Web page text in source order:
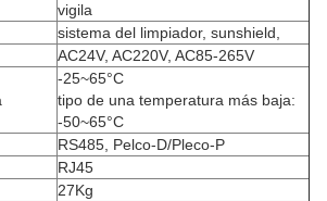
vigila
sistema del limpiador, sunshield,
AC24V, AC220V, AC85-265V
-25~65°C
tipo de una temperatura más baja:
-50~65°C
RS485, Pelco-D/Pleco-P
RJ45
27Kg